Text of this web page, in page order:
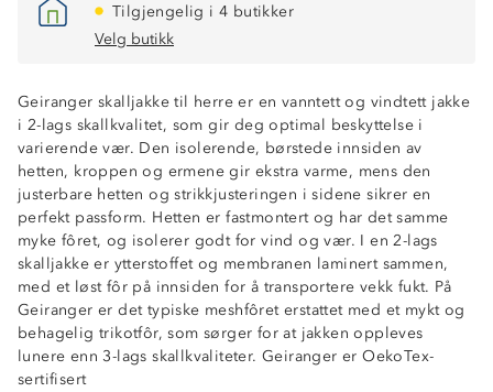
Tilgjengelig i 4 butikker
Velg butikk
Geiranger skalljakke til herre er en vanntett og vindtett jakke
i 2-lags skallkvalitet, som gir deg optimal beskyttelse i
varierende vær. Den isolerende, børstede innsiden av
hetten, kroppen og ermene gir ekstra varme, mens den
justerbare hetten og strikkjusteringen i sidene sikrer en
perfekt passform. Hetten er fastmontert og har det samme
myke fôret, og isolerer godt for vind og vær. I en 2-lags
skalljakke er ytterstoffet og membranen laminert sammen,
med et løst fôr på innsiden for å transportere vekk fukt. På
Geiranger er det typiske meshfôret erstattet med et mykt og
behagelig trikotfôr, som sørger for at jakken oppleves
lunere enn 3-lags skallkvaliteter. Geiranger er OekoTex-
sertifisert
Vanntett (10 000 mm vannsøyle)
Fukttransporterende (5 000 g/m2/24t)
Vindtett
Isolerende, børstet innside
White TPU-membran
2-lagsskall
80 gsm polyester
Høy krage
Fastmontert hette med justering rundt ansikt og i
bakhodet
Borrelåsstramming på håndledd
Strikkjustering nede i sidene